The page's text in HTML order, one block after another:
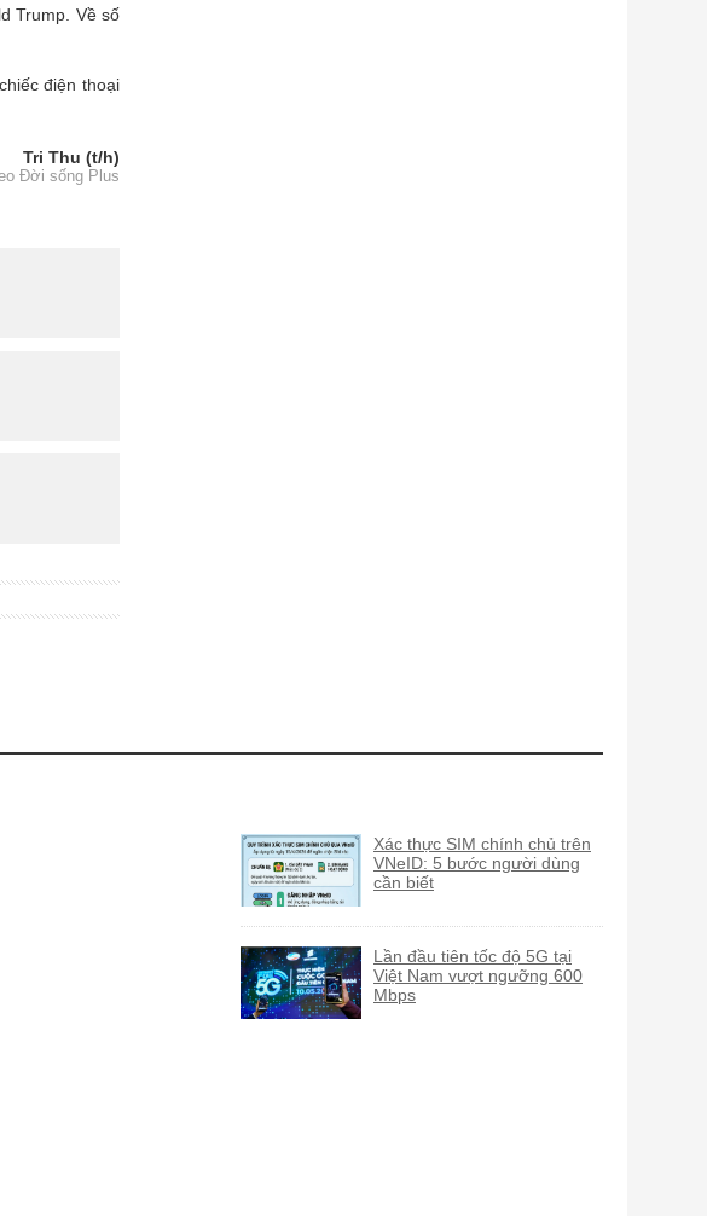
Trump. Về số
điện thoại
Tri Thu (t/h)
Đời sống Plus
Xác thực SIM chính chủ trên
VNeID: 5 bước người dùng
cần biết
Lần đầu tiên tốc độ 5G tại
Việt Nam vượt ngưỡng 600
Mbps